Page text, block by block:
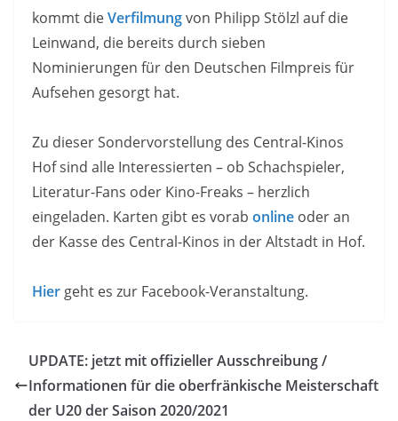
kommt dieVerfilmungvon Philipp Stölzl auf die
Leinwand, die bereits durch sieben
Nominierungen für den Deutschen Filmpreis für
Aufsehen gesorgt hat.
Zu dieser Sondervorstellung des Central-Kinos
Hof sind alle Interessierten – ob Schachspieler,
Literatur-Fans oder Kino-Freaks – herzlich
eingeladen. Karten gibt es vorab online oder an
der Kasse des Central-Kinos in der Altstadt in Hof.
Hier geht es zur Facebook-Veranstaltung.
UPDATE: jetzt mit offizieller Ausschreibung /
Informationen für die oberfränkische Meisterschaft
der U20 der Saison 2020/2021